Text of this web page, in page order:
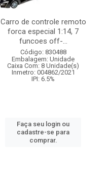
Carro de controle remoto
forca especial 1:14, 7
funcoes off-...
Código: 830488
Embalagem: Unidade
Caixa Com: 8 Unidade(s)
Inmetro: 004862/2021
IPI: 6.5%
Faça seu login ou
cadastre-se para
comprar.